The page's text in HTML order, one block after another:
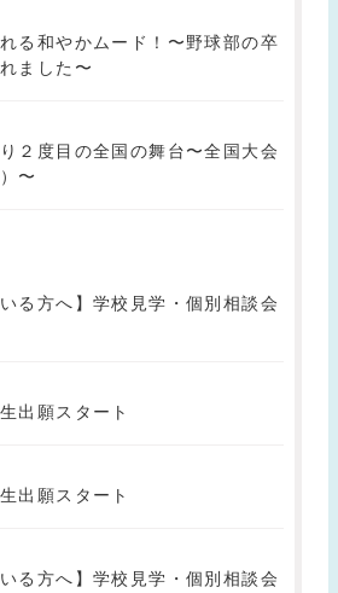
る和やかムード！〜野球部の卒
ました〜
２度目の全国の舞台〜全国大会
〜
る方へ】学校見学・個別相談会
出願スタート
出願スタート
る方へ】学校見学・個別相談会